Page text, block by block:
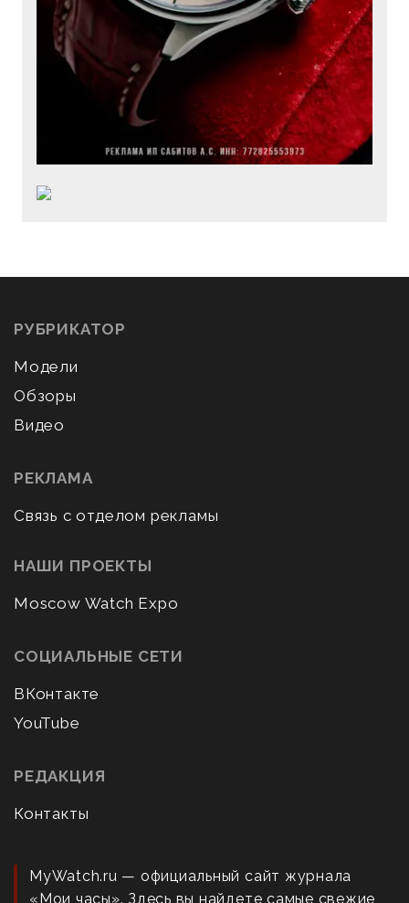
РУБРИКАТОР
Модели
Обзоры
Видео
РЕКЛАМА
Связь с отделом рекламы
НАШИ ПРОЕКТЫ
Moscow Watch Expo
СОЦИАЛЬНЫЕ СЕТИ
ВКонтакте
YouTube
РЕДАКЦИЯ
Контакты
MyWatch.ru — официальный сайт журнала
«Мои часы». Здесь вы найдете самые свежие